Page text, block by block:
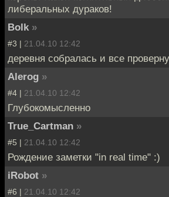
либеральных дураков!
Bolk »
#3 | 21.04.10 12:42
деревня собралась и все
Alerog »
#4 | 21.04.10 12:42
Глубокомысленно
True_Cartman »
#5 | 21.04.10 12:42
Рождение заметки "in real time" :)
iRobot »
#6 | 21.04.10 12:42